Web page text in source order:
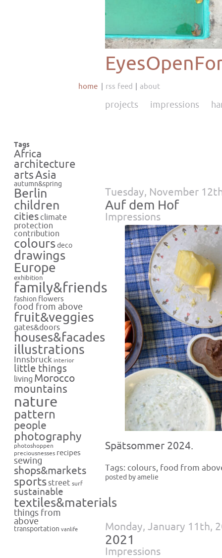
home rss feed about
projects impressions
Tags
Africa
architecture
artsAsia
autumn&spring
Berlin
children
cities climate
protection
contribution
colours deco
drawings
Europe
exhibition
family&friends
fashion flowers
food from above
fruit&veggies
gates&doors
houses&facades
illustrations
Innsbruck interior
little things
living Morocco
mountains
nature
pattern
people
photography
photoshoppen
preciousnesses recipes
sewing
shops&markets
sportsstreet surf
sustainable
textiles&materials
things from
above
transportation vanlife
Tuesday, November
Auf dem Hof
Impressions
Spätsommer 2024.
Tags: colours, food from
posted by amelie
Monday, January 11th,
2021
Impressions